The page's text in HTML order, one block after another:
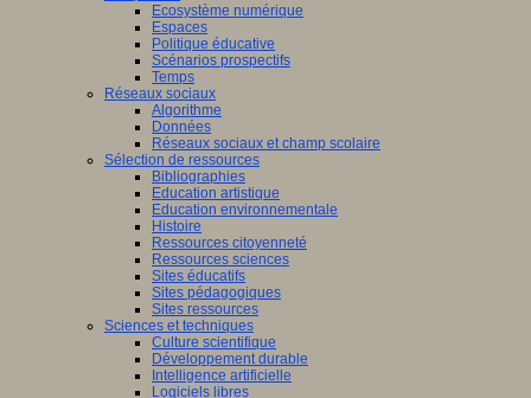
Ecosystème numérique
Espaces
Politique éducative
Scénarios prospectifs
Temps
Réseaux sociaux
Algorithme
Données
Réseaux sociaux et champ scolaire
Sélection de ressources
Bibliographies
Education artistique
Education environnementale
Histoire
Ressources citoyenneté
Ressources sciences
Sites éducatifs
Sites pédagogiques
Sites ressources
Sciences et techniques
Culture scientifique
Développement durable
Intelligence artificielle
Logiciels libres